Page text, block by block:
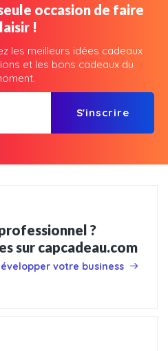
occasion de faire
!
les meilleurs idées cadeaux
et les bons cadeaux du
S'inscrire
?
sur capcadeau.com
votre business